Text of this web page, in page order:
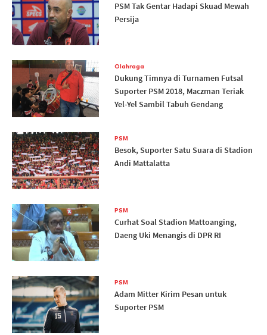
PSM Tak Gentar Hadapi Skuad Mewah
Persija
Olahraga
Dukung Timnya di Turnamen Futsal
Suporter PSM 2018, Maczman Teriak
Yel-Yel Sambil Tabuh Gendang
PSM
Besok, Suporter Satu Suara di Stadion
Andi Mattalatta
PSM
Curhat Soal Stadion Mattoanging,
Daeng Uki Menangis di DPR RI
PSM
Adam Mitter Kirim Pesan untuk
Suporter PSM